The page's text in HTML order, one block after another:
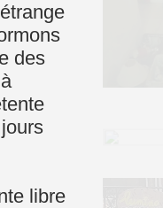
des
libre